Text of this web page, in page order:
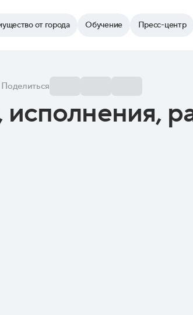
от города Обучение Пресс-центр
Поделиться